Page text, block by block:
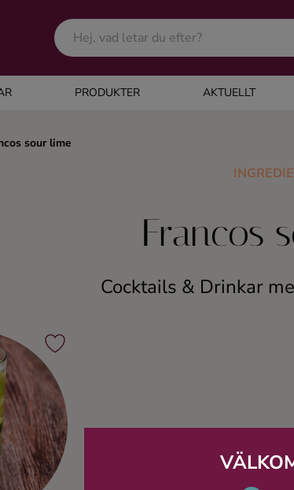
PRODUKTER AKTUELLT
sour lime
Francos
Cocktails & Drinkar